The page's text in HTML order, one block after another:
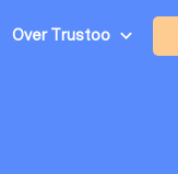
Over Trustoo